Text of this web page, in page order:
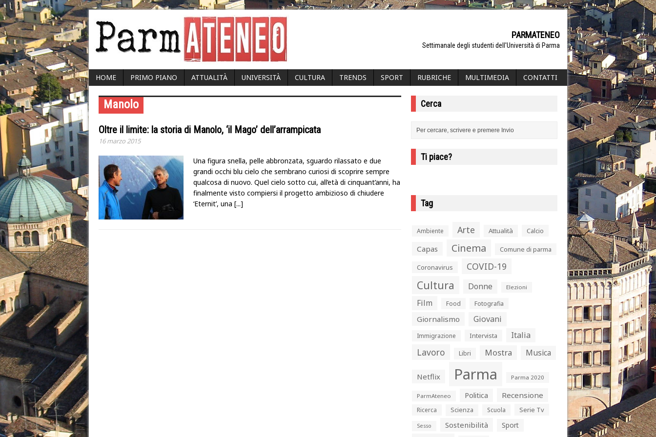
PARMATENEO
Settimanale degli studenti dell'Università di Parma
HOME PRIMO PIANO ATTUALITÀ UNIVERSITÀ CULTURA TRENDS SPORT RUBRICHE MULTIMEDIA CONTATTI
Manolo
Oltre il limite: la storia di Manolo, ‘il Mago’ dell’arrampicata
16 marzo 2015
Una figura snella, pelle abbronzata, sguardo rilassato e due
grandi occhi blu cielo che sembrano curiosi di scoprire sempre
qualcosa di nuovo. Quel cielo sotto cui, all’età di cinquant’anni, ha
finalmente visto compiersi il progetto ambizioso di chiudere
‘Eternit’, una [...]
Cerca
Ti piace?
Tag
Ambiente Arte Attualità Calcio
Capas Cinema Comune di parma
Coronavirus COVID-19
Cultura Donne Elezioni
Film Food Fotografia
Giornalismo Giovani
Immigrazione Intervista Italia
Lavoro Libri Mostra Musica
Netflix Parma Parma 2020
ParmAteneo Politica Recensione
Ricerca Scienza Scuola Serie Tv
Sesso Sostenibilità Sport